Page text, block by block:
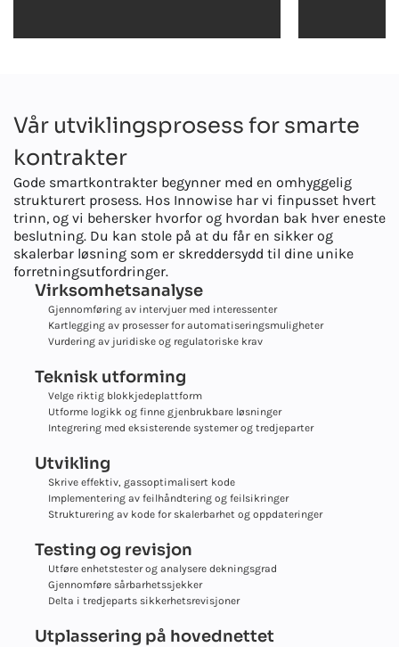
Vår utviklingsprosess for smarte
kontrakter
Gode smartkontrakter begynner med en omhyggelig
strukturert prosess. Hos Innowise har vi finpusset hvert
trinn, og vi behersker hvorfor og hvordan bak hver eneste
beslutning. Du kan stole på at du får en sikker og
skalerbar løsning som er skreddersydd til dine unike
forretningsutfordringer.
Virksomhetsanalyse
Gjennomføring av intervjuer med interessenter
Kartlegging av prosesser for automatiseringsmuligheter
Vurdering av juridiske og regulatoriske krav
Teknisk utforming
Velge riktig blokkjedeplattform
Utforme logikk og finne gjenbrukbare løsninger
Integrering med eksisterende systemer og tredjeparter
Utvikling
Skrive effektiv, gassoptimalisert kode
Implementering av feilhåndtering og feilsikringer
Strukturering av kode for skalerbarhet og oppdateringer
Testing og revisjon
Utføre enhetstester og analysere dekningsgrad
Gjennomføre sårbarhetssjekker
Delta i tredjeparts sikkerhetsrevisjoner
Utplassering på hovednettet